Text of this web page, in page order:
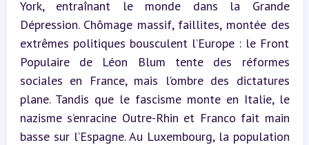
York, entraînant le monde dans la Grande
Dépression. Chômage massif, faillites, montée des
extrêmes politiques bousculent l’Europe : le Front
Populaire de Léon Blum tente des réformes
sociales en France, mais l’ombre des dictatures
plane. Tandis que le fascisme monte en Italie, le
nazisme s’enracine Outre-Rhin et Franco fait main
basse sur l’Espagne. Au Luxembourg, la population